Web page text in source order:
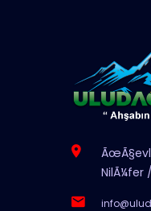
NilÃ¼fer